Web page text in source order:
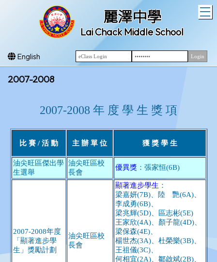
麗澤中學
Lai Chack Middle School
English
2007-2008